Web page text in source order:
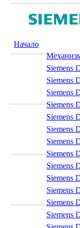
Начало
Siemens
Siemens
Siemens
Siemens
Siemens
Siemens
Siemens
Siemens
Siemens
Siemens
Siemens
Siemens
Siemens